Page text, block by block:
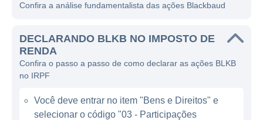
Austrália.
Os serviços oferecidos pela Blackbaud
abrangem uma variedade de soluções que
incluem software de gerenciamento de
doações, plataformas de arrecadação de
fundos, administração de eventos e soluções
de marketing. A empresa foca principalmente
Confira a análise fundamentalista das ações Blackbaud
DECLARANDO BLKB NO IMPOSTO DE
RENDA
Confira o passo a passo de como declarar as ações BLKB
no IRPF
Você deve entrar no item "Bens e Direitos" e
selecionar o código "03 - Participações